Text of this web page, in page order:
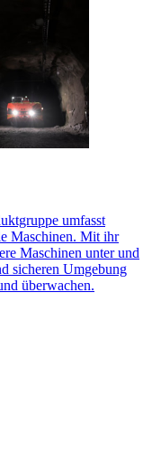
umfasst
Maschinen. Mit ihr
Maschinen unter und
sicheren Umgebung
überwachen.